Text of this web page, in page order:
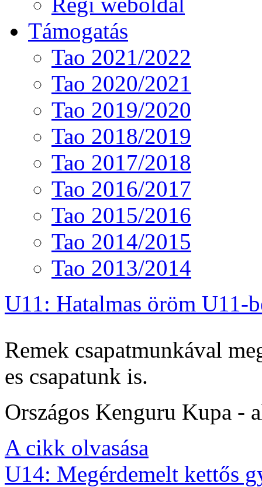
Támogatás
Tao 2021/2022
Tao 2020/2021
Tao 2019/2020
Tao 2018/2019
Tao 2017/2018
Tao 2016/2017
Tao 2015/2016
Tao 2014/2015
Tao 2013/2014
U11: Hatalmas öröm U11-
Remek csapatmunkával
es csapatunk is.
Országos Kenguru Kupa -
A cikk olvasása
U14: Megérdemelt kettős